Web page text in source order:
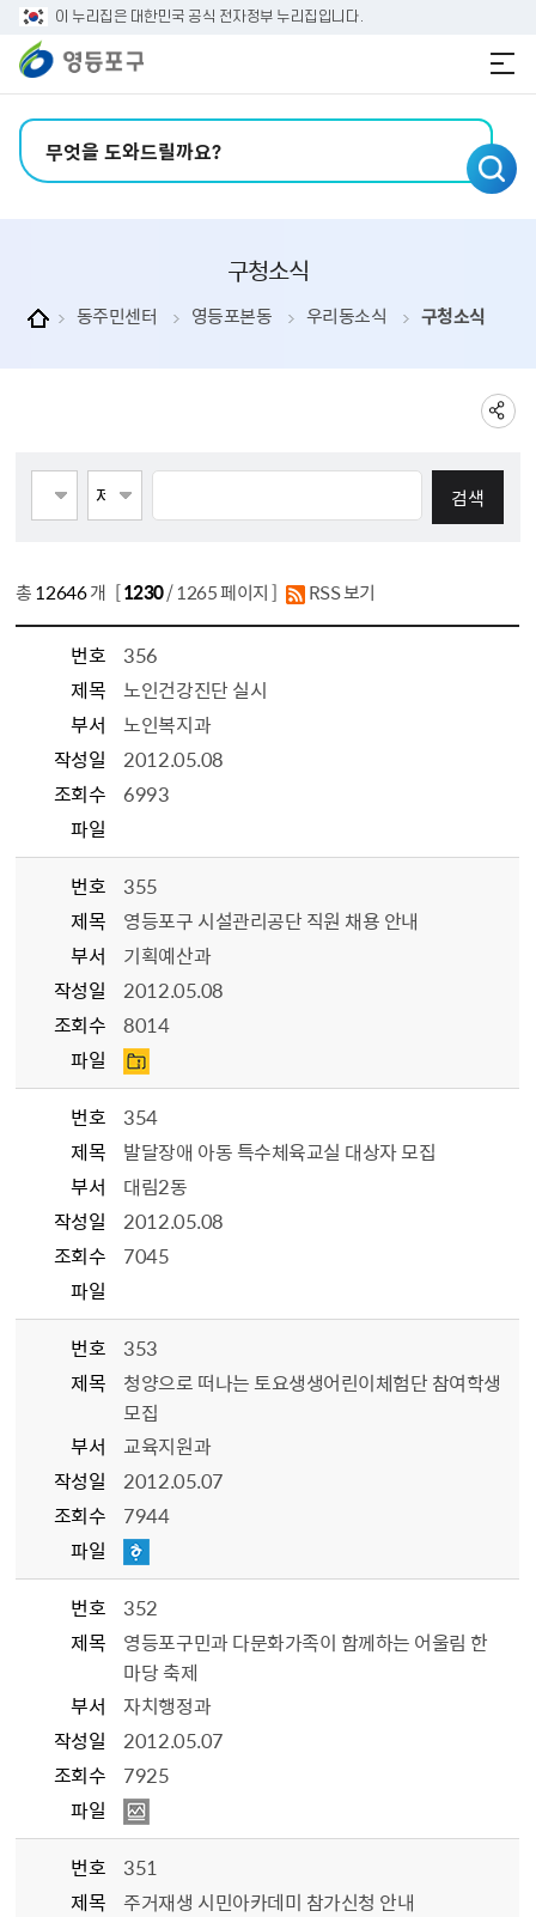
본문 바로가기
주메뉴 바로가기
이 누리집은 대한민국 공식 전자정부 누리집입니다.
구청소식
동주민센터 영등포본동 우리동소식 구청소식
총12646개 [1230/ 1265 페이지 ] RSS 보기
번호
356
제목
노인건강진단 실시
부서
노인복지과
작성일
2012.05.08
조회수
6993
파일
번호
355
제목
영등포구 시설관리공단 직원 채용 안내
부서
기획예산과
작성일
2012.05.08
조회수
8014
파일
번호
354
제목
발달장애 아동 특수체육교실 대상자 모집
부서
대림2동
작성일
2012.05.08
조회수
7045
파일
번호
353
제목
청양으로 떠나는 토요생생어린이체험단 참여학생
모집
부서
교육지원과
작성일
2012.05.07
조회수
7944
파일
번호
352
제목
영등포구민과 다문화가족이 함께하는 어울림 한
마당 축제
부서
자치행정과
작성일
2012.05.07
조회수
7925
파일
번호
351
제목
주거재생 시민아카데미 참가신청 안내